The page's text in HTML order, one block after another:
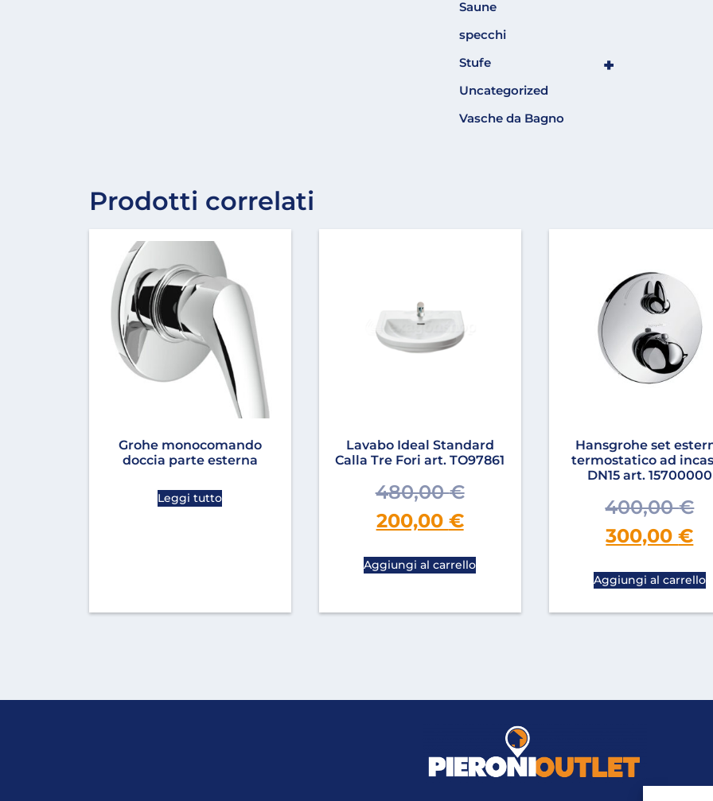
Saune
specchi
+
Stufe
Uncategorized
Vasche da Bagno
Prodotti correlati
Grohe monocomando
doccia parte esterna
Leggi tutto
Lavabo Ideal Standard
Calla Tre Fori art. TO97861
480,00€
200,00 €
Aggiungi al carrello
Hansgrohe set
termostatico ad
DN15 art. 15700000
400,00€
300,00€
Aggiungi al carrello